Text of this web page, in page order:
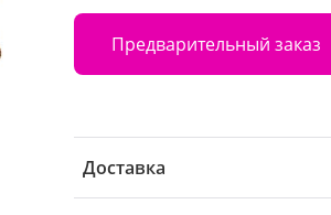
Предварительный заказ
Доставка